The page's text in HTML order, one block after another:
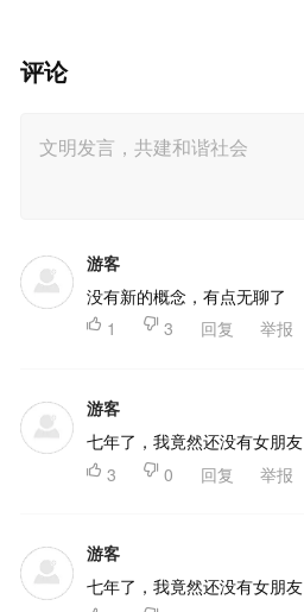
评论
游客
没有新的概念，有点无聊了
 1  3 回复 举报
游客
七年了，我竟然还没有女朋友
 3  0 回复 举报
游客
七年了，我竟然还没有女朋友